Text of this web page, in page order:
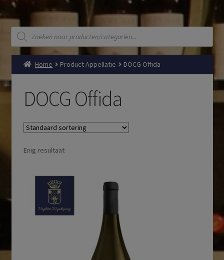
Producten
zoeken
Home Product Appellatie DOCG Offida
DOCG Offida
Enig resultaat